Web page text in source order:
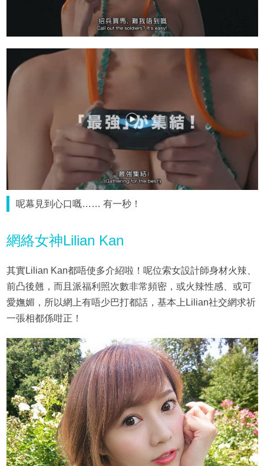
呢幕見到心口嘅…… 有一秒！
網絡女神Lilian Kan
其實Lilian Kan都唔使多介紹啦！呢位索女設計師身材火辣、
前凸後翹，而且派福利照次數非常頻密，或火辣性感、或可
愛嫵媚，所以網上有唔少巴打都話，基本上Lilian社交網求祈
一張相都係咁正！